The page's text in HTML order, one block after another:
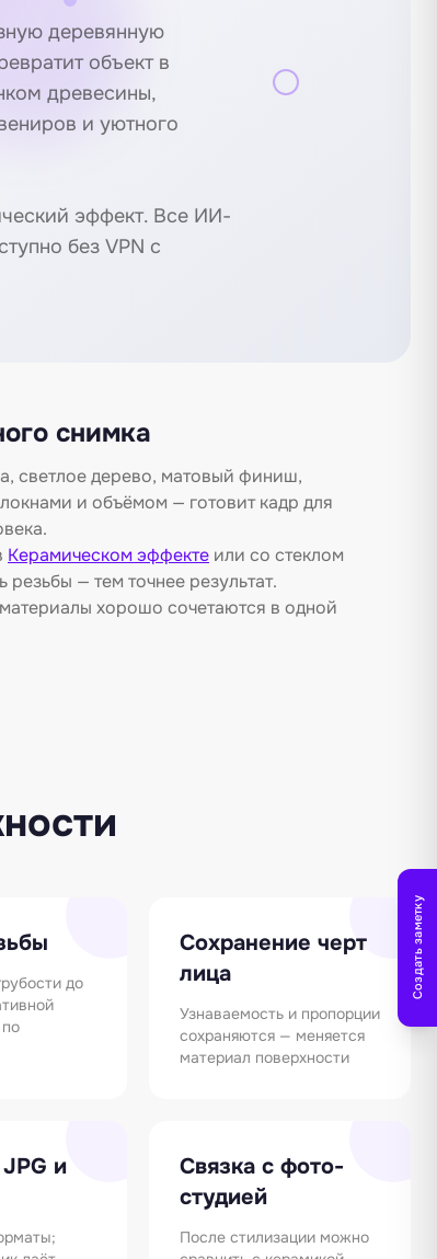
деревянную
объект в
древесины,
и уютного
эффект. Все ИИ-
без VPN с
снимка
светлое дерево, матовый финиш,
и объёмом — готовит кадр для
Керамическом эффекте или со стеклом
— тем точнее результат.
хорошо сочетаются в одной
до
Сохранение черт
лица
Узнаваемость и пропорции
сохраняются — меняется
материал поверхности
и
Связка с фото-
студией
После стилизации можно
Создать заметку